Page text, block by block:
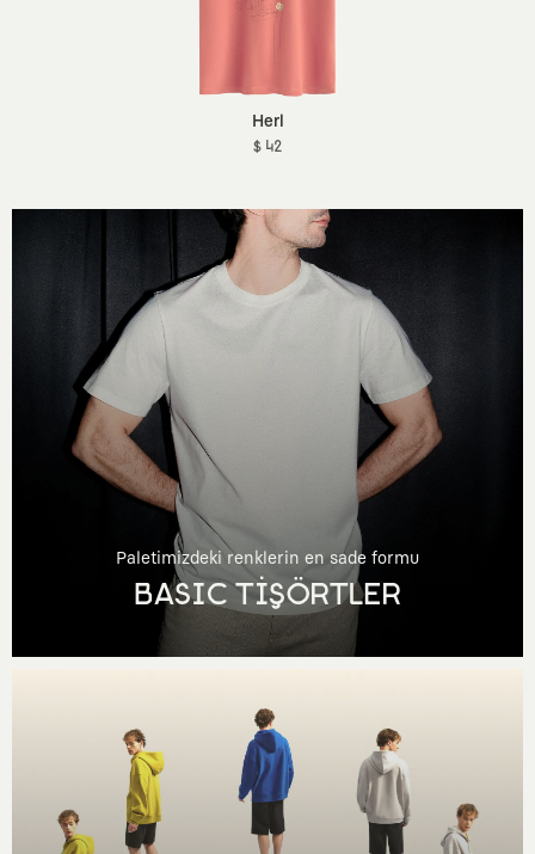
Herl
$ 42
Paletimizdeki renklerin en sade formu
BASIC TİŞÖRTLER